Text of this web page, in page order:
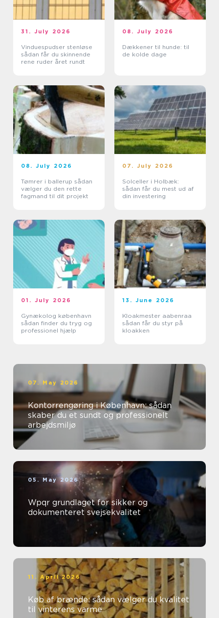
31. July 2026
Vinduespudser stenløse
sådan får du skinnende
rene ruder året rundt
08. July 2026
Dækkener til hunde: til
de kolde dage
08. July 2026
Tømrer i ballerup sådan
vælger du den rette
fagmand til dit projekt
07. July 2026
Solceller i Holbæk:
sådan får du mest ud af
din investering
01. July 2026
Gynækolog københavn
sådan finder du tryg og
professionel hjælp
13. June 2026
Kloakmester aabenraa
sådan får du styr på
kloakken
07. May 2026
Kontorrengøring i København: sådan
skaber du et sundt og professionelt
arbejdsmiljø
05. May 2026
Wpqr grundlaget for sikker og
dokumenteret svejsekvalitet
11. April 2026
Køb af brænde: sådan vælger du kvalitet
til vinterens varme